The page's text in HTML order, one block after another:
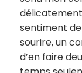
sentiment
sourire, un
d’en faire